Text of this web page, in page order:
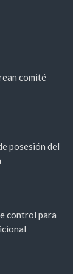
comité
posesión del
control para